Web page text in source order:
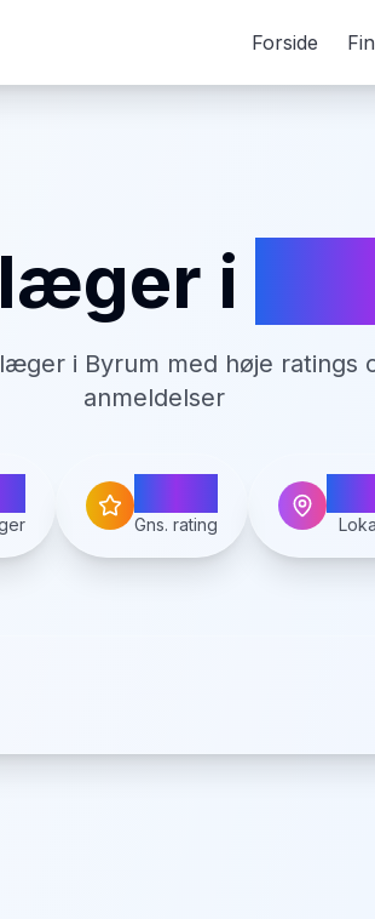
Forside
i
i Byrum med høje ratings
anmeldelser
Gns. rating